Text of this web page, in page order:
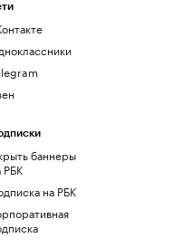
баннеры
РБК
на РБК